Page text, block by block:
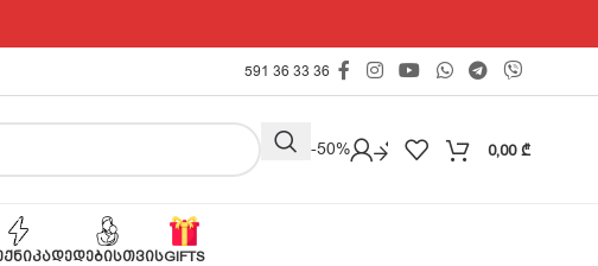
591 36 33 36
Outlet -50% 0,00 ₾
ᲓᲔᲓᲔᲑᲘᲡᲗᲕᲘᲡGIFTS